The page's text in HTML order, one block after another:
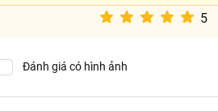
5
Đánh giá có hình ảnh